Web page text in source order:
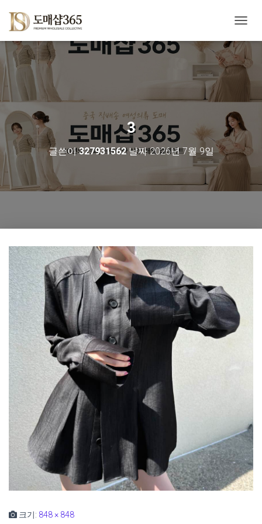
비
게
이
션
3
글쓴이327931562날짜2026년 7월 9일
크기: 848 × 848